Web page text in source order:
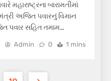
મહારાષ્ટ્રના બારામતીમાં
અજિત પવારનું વિમાન
પવાર સહિત તમામ…
Admin 0 1 mins